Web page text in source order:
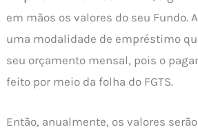
em mãos os valores do seu Fundo.
uma modalidade de empréstimo
seu orçamento mensal, pois o
feito por meio da folha do FGTS.
Então, anualmente, os valores